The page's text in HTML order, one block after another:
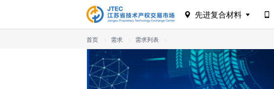
先进复合材料
首页 需求 需求列表